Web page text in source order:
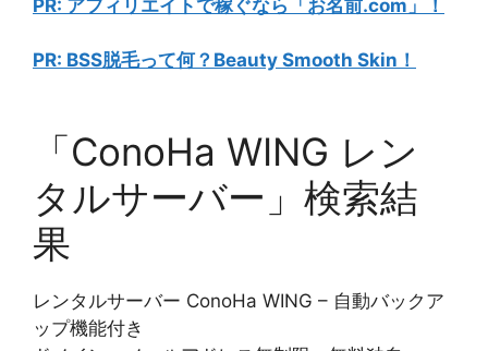
PR: アフィリエイトで稼ぐなら「お名前.com」！
PR: BSS脱毛って何？Beauty Smooth Skin！
「ConoHa WING レン
タルサーバー」検索結
果
レンタルサーバー ConoHa WING – 自動バックア
ップ機能付き